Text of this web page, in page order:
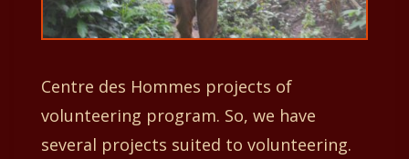
Centre des Hommes projects of
volunteering program. So, we have
several projects suited to volunteering.